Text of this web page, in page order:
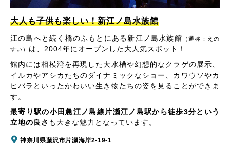
大人も子供も楽しい！新江ノ島水族館
江の島へと続く橋のふもとにある新江ノ島水族館 （通称：えの
すい） は、2004年にオープンした大人気スポット！
館内には相模湾を再現した大水槽や幻想的なクラゲの展示、
イルカやアシカたちのダイナミックなショー、カワウソやカ
ピバラといったかわいい生き物たちの姿を見ることができま
す。
最寄り駅の小田急江ノ島線片瀬江ノ島駅から徒歩3分という
立地の良さ も大きな魅力となっています。
神奈川県藤沢市片瀬海岸2-19-1